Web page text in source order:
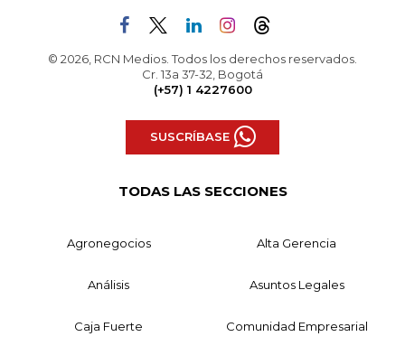
© 2026, RCN Medios. Todos los derechos reservados.
Cr. 13a 37-32, Bogotá
(+57) 1 4227600
SUSCRÍBASE
TODAS LAS SECCIONES
Agronegocios Alta Gerencia
Análisis Asuntos Legales
Caja Fuerte Comunidad Empresarial